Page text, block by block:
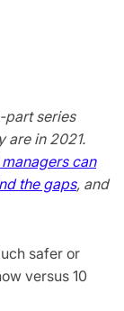
part series
are in 2021.
can
the gaps, and
safer or
versus 10